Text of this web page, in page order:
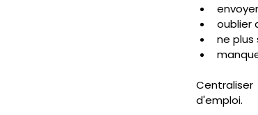
oublier
ne plus
d'emploi.